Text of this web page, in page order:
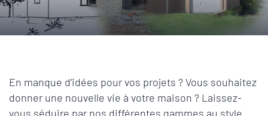
En manque d’idées pour vos projets ? Vous souhaitez
donner une nouvelle vie à votre maison ? Laissez-
vous séduire par nos différentes gammes au style